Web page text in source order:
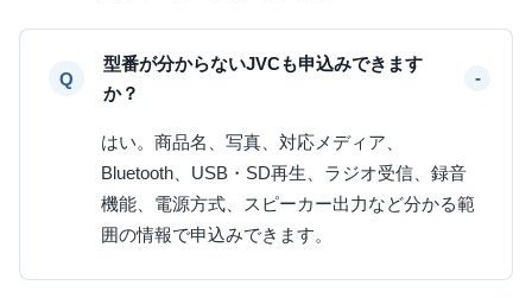
型番が分からないJVCも申込みできます
か？
はい。商品名、写真、対応メディア、
Bluetooth、USB・SD再生、ラジオ受信、録音
機能、電源方式、スピーカー出力など分かる範
囲の情報で申込みできます。